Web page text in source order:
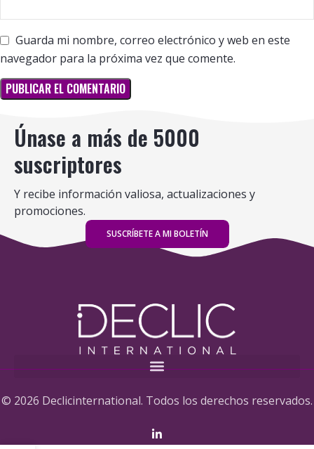
Guarda mi nombre, correo electrónico y web en este
navegador para la próxima vez que comente.
Únase a más de 5000
suscriptores
Y recibe información valiosa, actualizaciones y
promociones.
SUSCRÍBETE A MI BOLETÍN
© 2026 Declicinternational. Todos los derechos reservados.